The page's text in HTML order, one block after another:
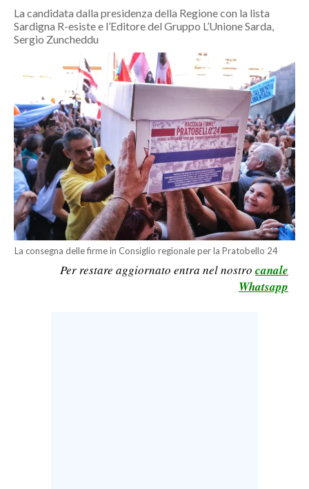
ITALIA
MONDO
POLITICA
ECONOMIA
SERVIZI ALLE IMPRESE
LAVORO
BANDI
SPORT IN SARDEGNA
SPORT
La candidata dalla presidenza della Regione con la lista
Sardigna R-esiste e l’Editore del Gruppo L’Unione Sarda,
Sergio Zuncheddu
La consegna delle firme in Consiglio regionale per la Pratobello 24
Per restare aggiornato entra nel nostro canale
Whatsapp